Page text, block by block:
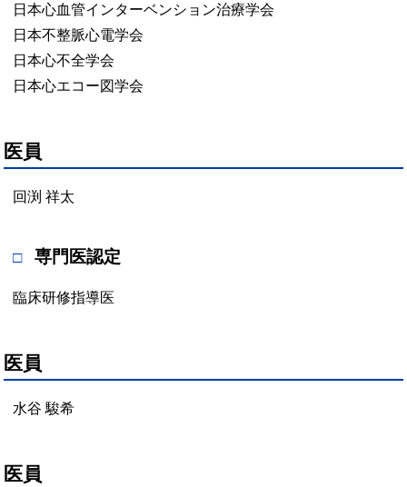
日本心血管インターベンション治療学会
日本不整脈心電学会
日本心不全学会
日本心エコー図学会
医員
回渕 祥太
専門医認定
臨床研修指導医
医員
水谷 駿希
医員